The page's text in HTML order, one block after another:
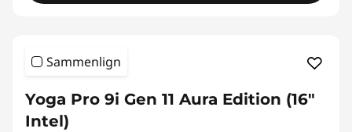
Sammenlign
Yoga Pro 9i Gen 11 Aura Edition (16″
Intel)